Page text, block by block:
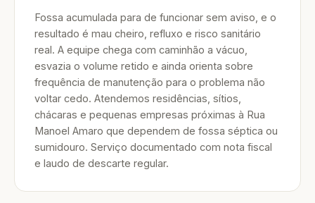
Fossa acumulada para de funcionar sem aviso, e o
resultado é mau cheiro, refluxo e risco sanitário
real. A equipe chega com caminhão a vácuo,
esvazia o volume retido e ainda orienta sobre
frequência de manutenção para o problema não
voltar cedo. Atendemos residências, sítios,
chácaras e pequenas empresas próximas à Rua
Manoel Amaro que dependem de fossa séptica ou
sumidouro. Serviço documentado com nota fiscal
e laudo de descarte regular.